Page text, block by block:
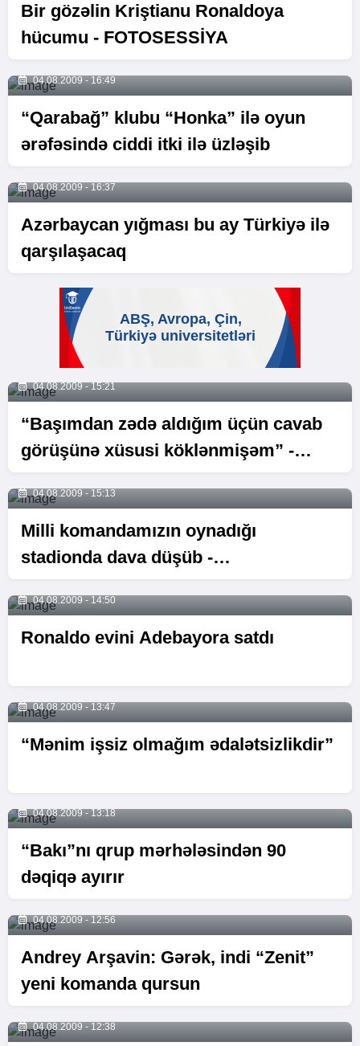
Bir gözəlin Kriştianu Ronaldoya
hücumu - FOTOSESSİYA
04.08.2009 - 16:49
“Qarabağ” klubu “Honka” ilə oyun
ərəfəsində ciddi itki ilə üzləşib
04.08.2009 - 16:37
Azərbaycan yığması bu ay Türkiyə ilə
qarşılaşacaq
04.08.2009 - 15:21
“Başımdan zədə aldığım üçün cavab
görüşünə xüsusi köklənmişəm” -
04.08.2009 - 15:13
Milli komandamızın oynadığı
stadionda dava düşüb -
04.08.2009 - 14:50
Ronaldo evini Adebayora satdı
04.08.2009 - 13:47
“Mənim işsiz olmağım ədalətsizlikdir”
04.08.2009 - 13:18
“Bakı”nı qrup mərhələsindən 90
dəqiqə ayırır
04.08.2009 - 12:56
Andrey Arşavin: Gərək, indi “Zenit”
yeni komanda qursun
04.08.2009 - 12:38